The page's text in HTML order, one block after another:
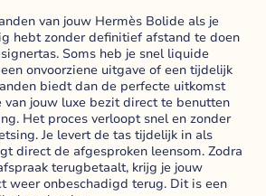
van jouw Hermès Bolide als je
hebt zonder definitief afstand te doen
Soms heb je snel liquide
onvoorziene uitgave of een tijdelijk
biedt dan de perfecte uitkomst
jouw luxe bezit direct te benutten
Het proces verloopt snel en zonder
Je levert de tas tijdelijk in als
direct de afgesproken leensom. Zodra
terugbetaalt, krijg je jouw
weer onbeschadigd terug. Dit is een